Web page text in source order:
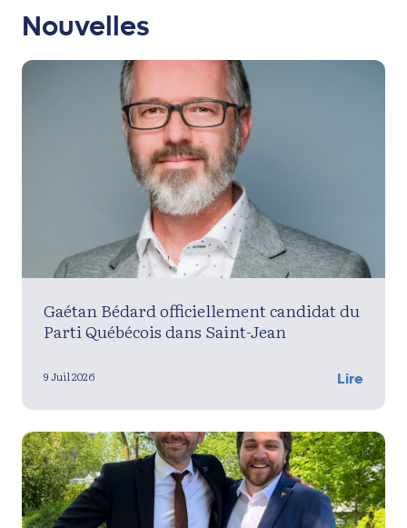
Nouvelles
Gaétan Bédard officiellement candidat du
Parti Québécois dans Saint-Jean
9 Juil 2026 Lire